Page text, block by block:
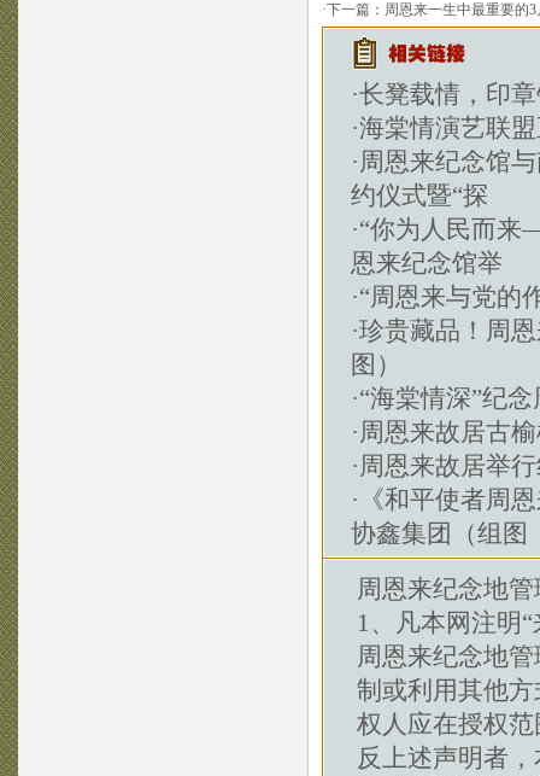
·下一篇： 周恩来一生中最重要的3
·长凳载情，印
·海棠情演艺联
·周恩来纪念馆
约仪式暨“探
·“你为人民而来
恩来纪念馆举
·“周恩来与党的
·珍贵藏品！周
图）
·“海棠情深”纪
·周恩来故居古
·周恩来故居举
· 《和平使者周
协鑫集团（组图
周恩来纪念地
1、凡本网注明
周恩来纪念地
制或利用其他
权人应在授权
反上述声明者